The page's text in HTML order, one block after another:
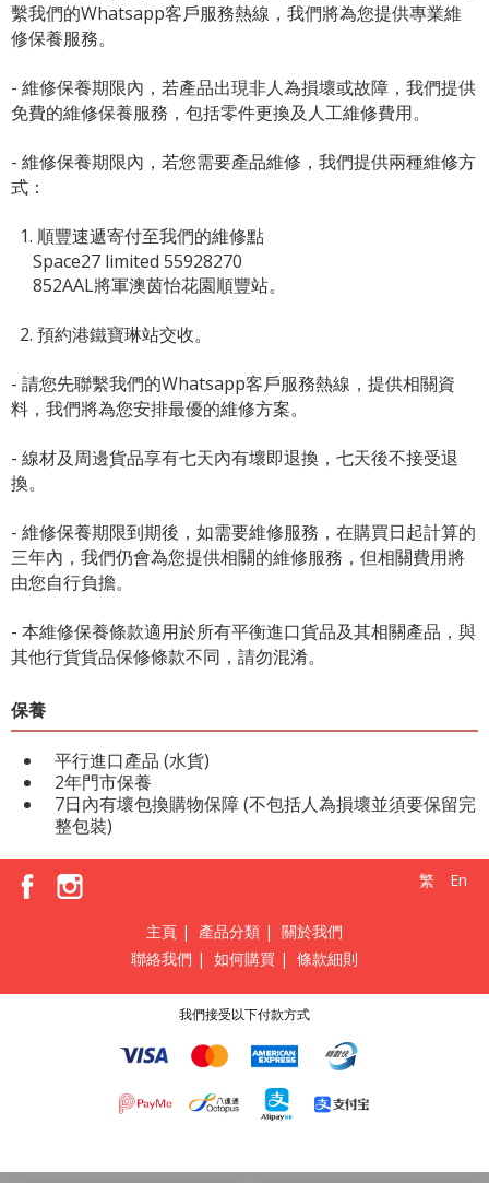
繫我們的Whatsapp客戶服務熱線，我們將為您提供專業維
修保養服務。
- 維修保養期限內，若產品出現非人為損壞或故障，我們提供
免費的維修保養服務，包括零件更換及人工維修費用。
- 維修保養期限內，若您需要產品維修，我們提供兩種維修方
式：
1. 順豐速遞寄付至我們的維修點
Space27 limited 55928270
852AAL將軍澳茵怡花園順豐站。
2. 預約港鐵寶琳站交收。
- 請您先聯繫我們的Whatsapp客戶服務熱線 ，提供相關資
料，我們將為您安排最優的維修方案。
- 線材及周邊貨品享有七天內有壞即退換，七天後不接受退
換。
- 維修保養期限到期後，如需要維修服務，在購買日起計算的
三年內，我們仍會為您提供相關的維修服務，但相關費用將
由您自行負擔。
- 本維修保養條款適用於所有平衡進口貨品及其相關產品，與
其他行貨貨品保修條款不同，請勿混淆。
保養
平行進口產品 (水貨)
2年門市保養
7日內有壞包換購物保障 (不包括人為損壞並須要保留完
整包裝)
繁 En
主頁 | 產品分類 | 關於我們
聯絡我們 | 如何購買 | 條款細則
我們接受以下付款方式